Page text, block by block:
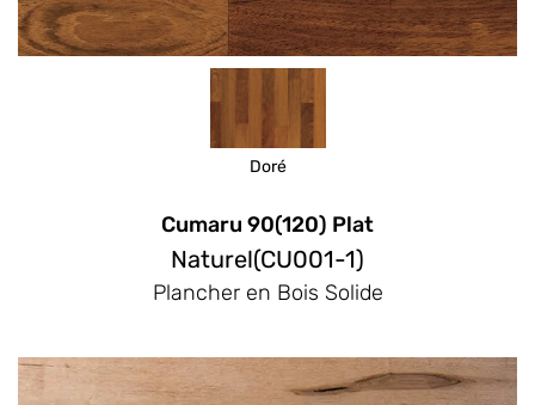
Doré
Cumaru 90(120) Plat
Naturel(CU001-1)
Plancher en Bois Solide